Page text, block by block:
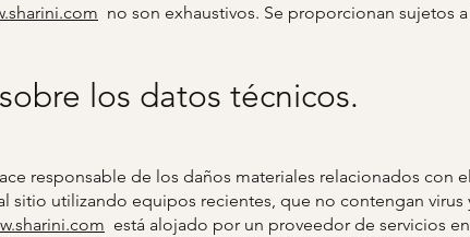
no son exhaustivos. Se proporcionan sujetos
los datos técnicos.
responsable de los daños materiales relacionados con
sitio utilizando equipos recientes, que no contengan virus
está alojado por un proveedor de servicios